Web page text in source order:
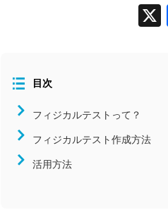
メンバー向け（選手）
活用事例
中部
近畿
目次
フィジカルテストって？
フィジカルテスト作成方法
活用方法